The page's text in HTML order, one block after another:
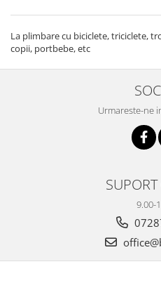
La plimbare cu biciclete, triciclete,
copii, portbebe, etc
Urmareste-ne
9.00-